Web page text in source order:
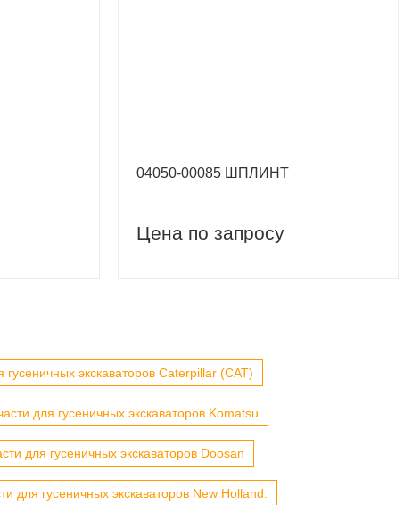
04050-00085 ШПЛИНТ
Цена по запросу
гусеничных экскаваторов Caterpillar (CAT)
для гусеничных экскаваторов Komatsu
для гусеничных экскаваторов Doosan
для гусеничных экскаваторов New Holland.